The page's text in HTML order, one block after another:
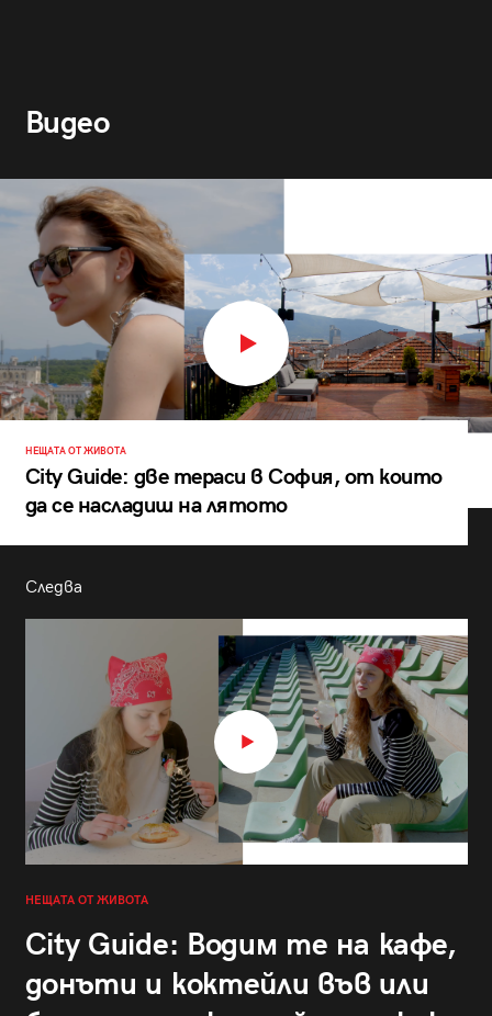
Видео
НЕЩАТА ОТ ЖИВОТА
City Guide: две тераси в София, от които
да се насладиш на лятото
Следва
НЕЩАТА ОТ ЖИВОТА
City Guide: Водим те на кафе,
донъти и коктейли във или